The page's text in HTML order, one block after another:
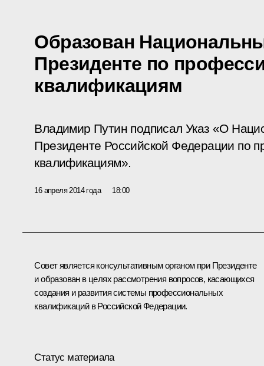
Образован
Президенте по
квалификациям
Владимир Путин подписал Указ «О
Президенте Российской Федерации по
квалификациям».
16 апреля 2014 года 18:00
Совет является консультативным органом при Президенте
и образован в целях рассмотрения вопросов, касающихся
создания и развития системы профессиональных
квалификаций в Российской Федерации.
Статус материала